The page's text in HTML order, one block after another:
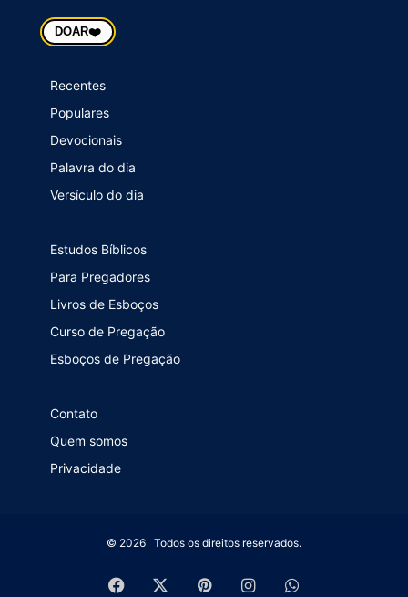
DOAR❤️
Recentes
Populares
Devocionais
Palavra do dia
Versículo do dia
Estudos Bíblicos
Para Pregadores
Livros de Esboços
Curso de Pregação
Esboços de Pregação
Contato
Quem somos
Privacidade
© 2026 Todos os direitos reservados.
Facebook PinterestInstagramWhatsApp